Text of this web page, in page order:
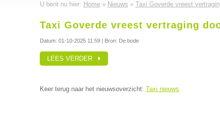
U bent nu hier: Home» Nieuws » Taxi Goverde vreest
Taxi Goverde vreest vertraging
Datum: 01-10-2025 11:59| Bron: De bode
LEES VERDER
Keer terug naar het nieuwsoverzicht: Taxi nieuws